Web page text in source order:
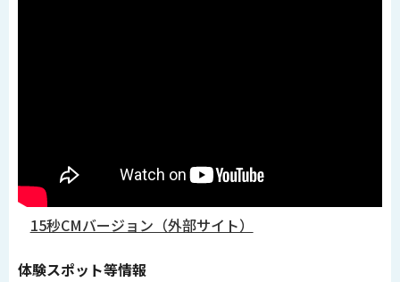
15秒CMバージョン（外部サイト）
体験スポット等情報